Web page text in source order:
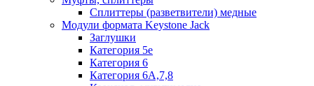
Сплиттеры (разветвители) медные
Модули формата Keystone Jack
Заглушки
Категория 5е
Категория 6
Категория 6А,7,8